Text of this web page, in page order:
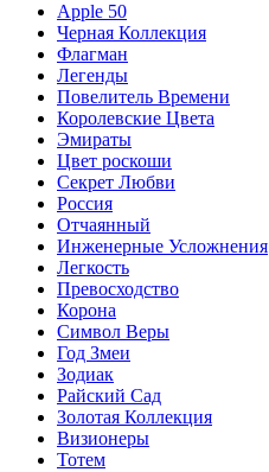
Apple 50
Черная Коллекция
Флагман
Легенды
Повелитель Времени
Королевские Цвета
Эмираты
Цвет роскоши
Секрет Любви
Россия
Отчаянный
Инженерные Усложнения
Легкость
Превосходство
Корона
Символ Веры
Год Змеи
Зодиак
Райский Сад
Золотая Коллекция
Визионеры
Тотем